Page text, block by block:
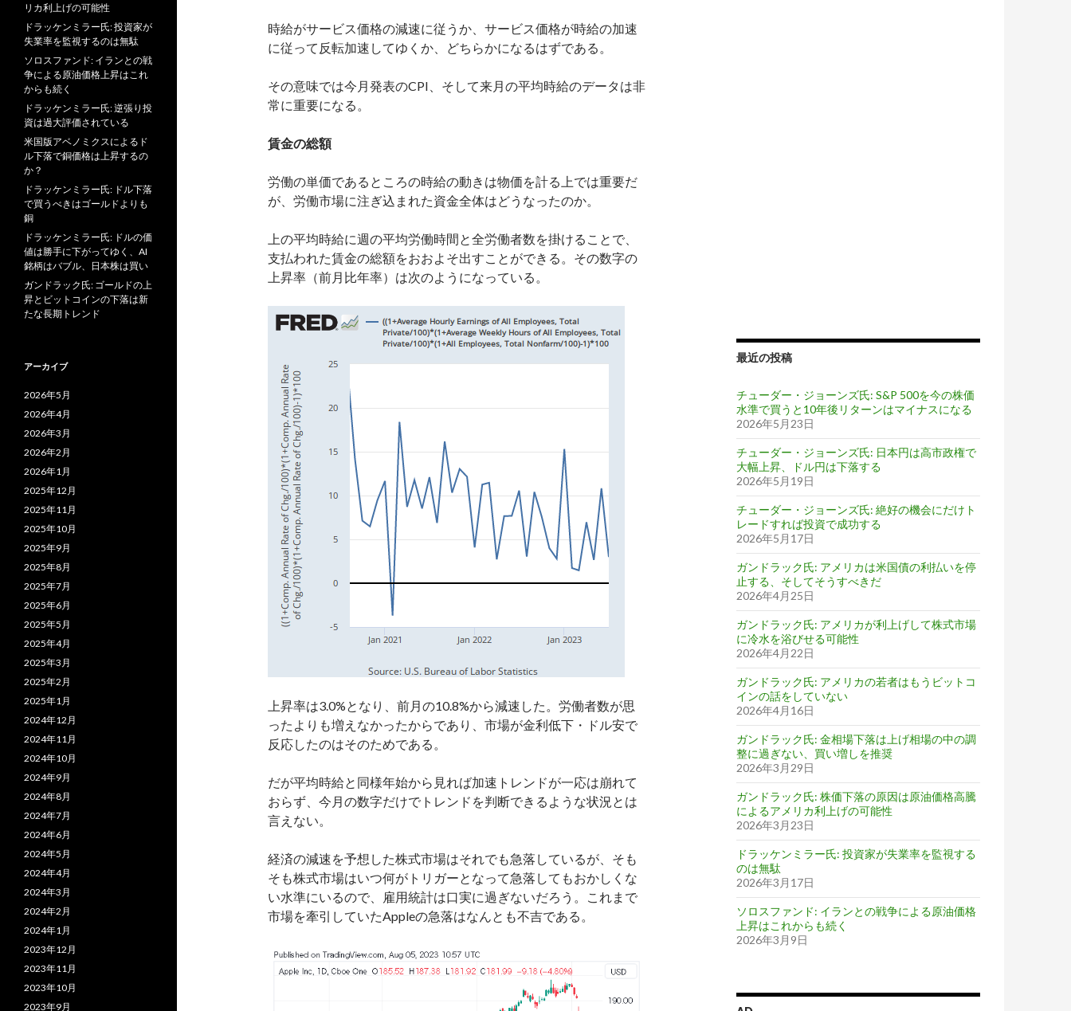
時給がサービス価格の減速に従うか、サービス価格が時給の加速
に従って反転加速してゆくか、どちらかになるはずである。
その意味では今月発表のCPI、そして来月の平均時給のデータは非
常に重要になる。
賃金の総額
労働の単価であるところの時給の動きは物価を計る上では重要だ
が、労働市場に注ぎ込まれた資金全体はどうなったのか。
上の平均時給に週の平均労働時間と全労働者数を掛けることで、
支払われた賃金の総額をおおよそ出すことができる。その数字の
上昇率（前月比年率）は次のようになっている。
上昇率は3.0%となり、前月の10.8%から減速した。労働者数が思
ったよりも増えなかったからであり、市場が金利低下・ドル安で
反応したのはそのためである。
だが平均時給と同様年始から見れば加速トレンドが一応は崩れて
おらず、今月の数字だけでトレンドを判断できるような状況とは
言えない。
経済の減速を予想した株式市場はそれでも急落しているが、そも
そも株式市場はいつ何がトリガーとなって急落してもおかしくな
い水準にいるので、雇用統計は口実に過ぎないだろう。これまで
市場を牽引していたAppleの急落はなんとも不吉である。
最近の投稿
チューダー・ジョーンズ氏: S&P 500を今の株価
水準で買うと10年後リターンはマイナスになる
2026年5月23日
チューダー・ジョーンズ氏: 日本円は高市政権で
大幅上昇、ドル円は下落する
2026年5月19日
チューダー・ジョーンズ氏: 絶好の機会にだけト
レードすれば投資で成功する
2026年5月17日
ガンドラック氏: アメリカは米国債の利払いを停
止する、そしてそうすべきだ
2026年4月25日
ガンドラック氏: アメリカが利上げして株式市場
に冷水を浴びせる可能性
2026年4月22日
ガンドラック氏: アメリカの若者はもうビットコ
インの話をしていない
2026年4月16日
ガンドラック氏: 金相場下落は上げ相場の中の調
整に過ぎない、買い増しを推奨
2026年3月29日
ガンドラック氏: 株価下落の原因は原油価格高騰
によるアメリカ利上げの可能性
2026年3月23日
ドラッケンミラー氏: 投資家が失業率を監視する
のは無駄
2026年3月17日
ソロスファンド: イランとの戦争による原油価格
上昇はこれからも続く
2026年3月9日
リカ利上げの可能性
ドラッケンミラー氏: 投資家が
失業率を監視するのは無駄
ソロスファンド: イランとの戦
争による原油価格上昇はこれ
からも続く
ドラッケンミラー氏: 逆張り投
資は過大評価されている
米国版アベノミクスによるド
ル下落で銅価格は上昇するの
か？
ドラッケンミラー氏: ドル下落
で買うべきはゴールドよりも
銅
ドラッケンミラー氏: ドルの価
値は勝手に下がってゆく、AI
銘柄はバブル、日本株は買い
ガンドラック氏: ゴールドの上
昇とビットコインの下落は新
たな長期トレンド
アーカイブ
2026年5月
2026年4月
2026年3月
2026年2月
2026年1月
2025年12月
2025年11月
2025年10月
2025年9月
2025年8月
2025年7月
2025年6月
2025年5月
2025年4月
2025年3月
2025年2月
2025年1月
2024年12月
2024年11月
2024年10月
2024年9月
2024年8月
2024年7月
2024年6月
2024年5月
2024年4月
2024年3月
2024年2月
2024年1月
2023年12月
2023年11月
2023年10月
2023年9月